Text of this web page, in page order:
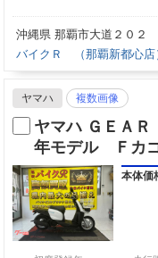
沖縄県 那覇市大道２０２
バイクＲ （那覇新都心
ヤマハ 複数画像
ヤマハ ＧＥＡ
年モデル Ｆカ
本体価